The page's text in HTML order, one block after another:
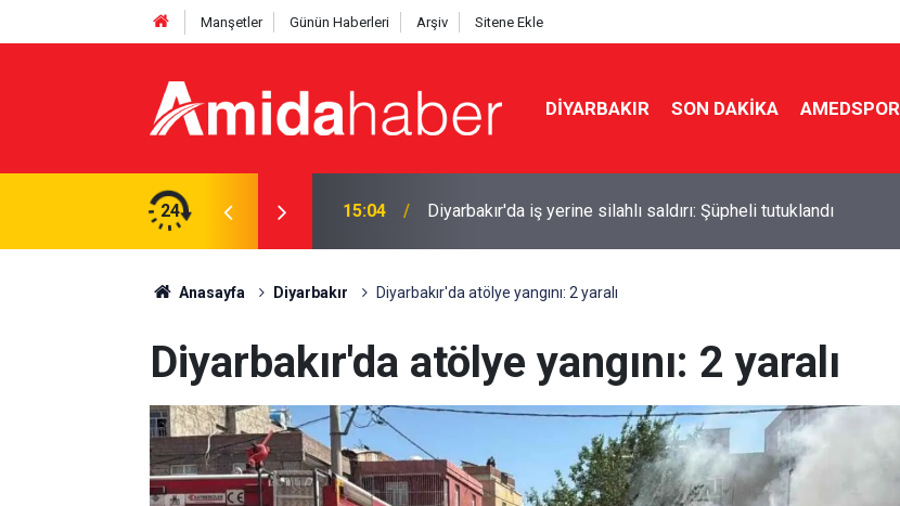
Manşetler Günün Haberleri Arşiv Sitene Ekle
DIYARBAKIR SON DAKIKA AMEDSPOR
24
Şüpheli tutuklandı 14:53 Samuel Ballet imza için Diyarbakır’a geliyor
Anasayfa Diyarbakır Diyarbakır'da atölye yangını: 2 yaralı
Diyarbakır'da atölye yangını: 2 yaralı